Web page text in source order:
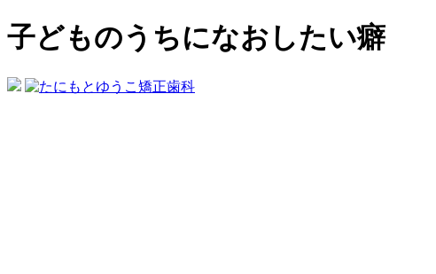
子どものうちになおしたい癖